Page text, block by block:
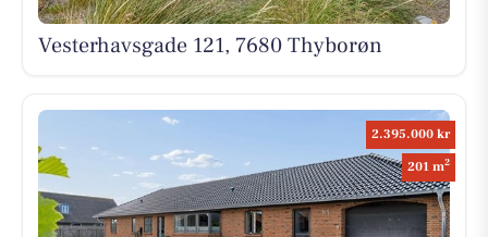
Vesterhavsgade 121, 7680 Thyborøn
2.395.000 kr
201 m2